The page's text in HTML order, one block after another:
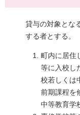
貸与の対象とな
する者とする。
町内に居住
等に入校し
校若しくは
前期課程を
中等教育学